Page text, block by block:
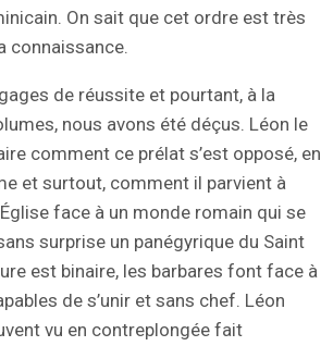
On sait que cet ordre est très
connaissance.
de réussite et pourtant, à la
nous avons été déçus. Léon le
comment ce prélat s’est opposé, en
et surtout, comment il parvient à
face à un monde romain qui se
surprise un panégyrique du Saint
est binaire, les barbares font face à
de s’unir et sans chef. Léon
vu en contreplongée fait